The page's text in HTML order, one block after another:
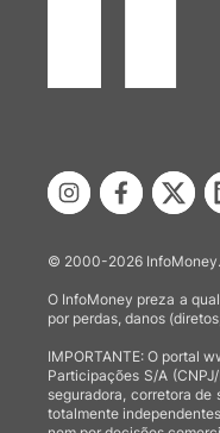
© 2000-2026 InfoMoney.
O InfoMoney preza a
por perdas, danos
IMPORTANTE: O portal
Participações S/A
seguradora, corretora
totalmente